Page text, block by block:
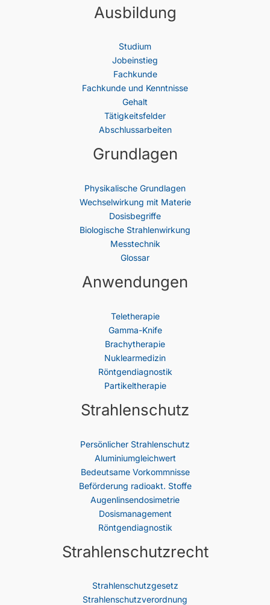
Ausbildung
Studium
Jobeinstieg
Fachkunde
Fachkunde und Kenntnisse
Gehalt
Tätigkeitsfelder
Abschlussarbeiten
Grundlagen
Physikalische Grundlagen
Wechselwirkung mit Materie
Dosisbegriffe
Biologische Strahlenwirkung
Messtechnik
Glossar
Anwendungen
Teletherapie
Gamma-Knife
Brachytherapie
Nuklearmedizin
Röntgendiagnostik
Partikeltherapie
Strahlenschutz
Persönlicher Strahlenschutz
Aluminiumgleichwert
Bedeutsame Vorkommnisse
Beförderung radioakt. Stoffe
Augenlinsendosimetrie
Dosismanagement
Röntgendiagnostik
Strahlenschutzrecht
Strahlenschutz­gesetz
Strahlenschutzverordnung